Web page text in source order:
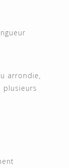
arrondie,
plusieurs